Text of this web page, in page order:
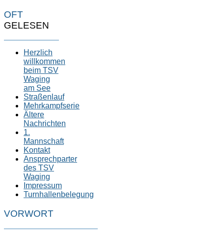
OFT
GELESEN
Herzlich
willkommen
beim TSV
Waging
am See
Straßenlauf
Mehrkampfserie
Ältere
Nachrichten
1.
Mannschaft
Kontakt
Ansprechparter
des TSV
Waging
Impressum
Turnhallenbelegung
VORWORT